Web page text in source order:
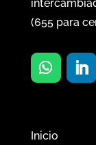
(655para
Inicio